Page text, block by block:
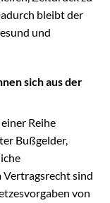
bleibt der
und
sich aus der
Reihe
Bußgelder,
Vertragsrecht sind
von